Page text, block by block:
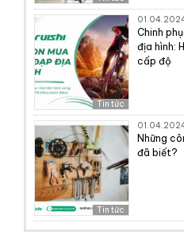
Tin tức
Chinh
địa hình:
cấp độ
Tin tức
Những
đã biết?